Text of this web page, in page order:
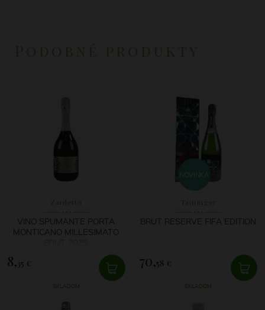
VINO SPUMANTE PORTA
MONTICANO MILLESIMATO
8, 35 €
SKLADOM
BRUT RESERVE FIFA EDITION
70,58 €
SKLADOM